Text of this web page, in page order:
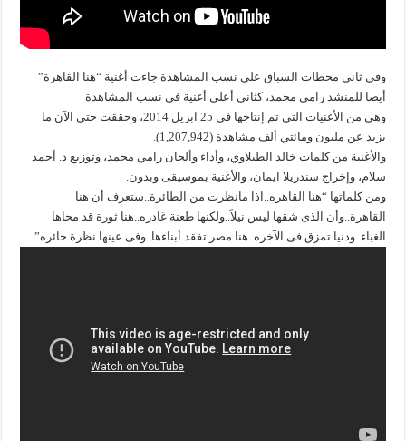
وفي ثاني محطات السباق على نسب المشاهدة جاءت أغنية “هنا القاهرة”
أيضا للمنشد رامي محمد، كثاني أعلى أغنية في نسب المشاهدة
وهي من الأغنيات التي تم إنتاجها في 25 ابريل 2014، وحققت حتى الآن ما
يزيد عن مليون ومائتي ألف مشاهدة (1,207,942).
والأغنية من كلمات خالد الطبلاوي، وأداء وألحان رامي محمد، وتوزيع د. أحمد
سلام، وإخراج سندريلا ايمان، والأغنية بموسيقى وبدون.
ومن كلماتها “هنا القاهره..اذا مانظرت من الطائرة..ستعرف أن هنا
القاهرة..وأن الذى شقها ليس نيلاً..ولكنها طعنة غادره..هنا ثورة قد محاها
الغباء..ودنيا تمزق فى الآخره..هنا مصر تفقد أبناءها..وفى عينها نظرة حائره”.